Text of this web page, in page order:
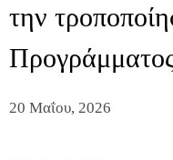
την
20 Μαΐου, 2026